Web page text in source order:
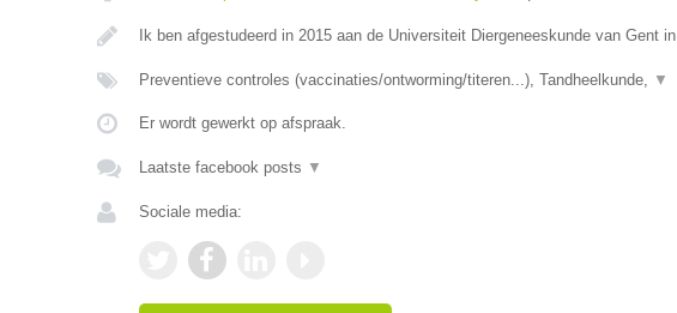
Ik ben afgestudeerd in 2015 aan de Universiteit Diergeneeskunde van Gent in
Preventieve controles (vaccinaties/ontworming/titeren...), Tandheelkunde, ▼
Er wordt gewerkt op afspraak.
Laatste facebook posts ▼
Sociale media: